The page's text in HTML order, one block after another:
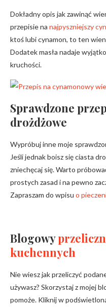
Dokładny opis jak zawinąć
przepisie na najpyszniejszy
ktoś lubi cynamon, to ten
Dodatek masła nadaje
kruchości.
Sprawdzone
drożdżowe
Wypróbuj inne moje
Jeśli jednak boisz się ciasta
zniechęcaj się. Warto
prostych zasad i na pewno
Zapraszam do wpisu o
Blogowy
kuchennych
Nie wiesz jak przeliczyć
używasz? Skorzystaj z mojej
pomoże. Kliknij w